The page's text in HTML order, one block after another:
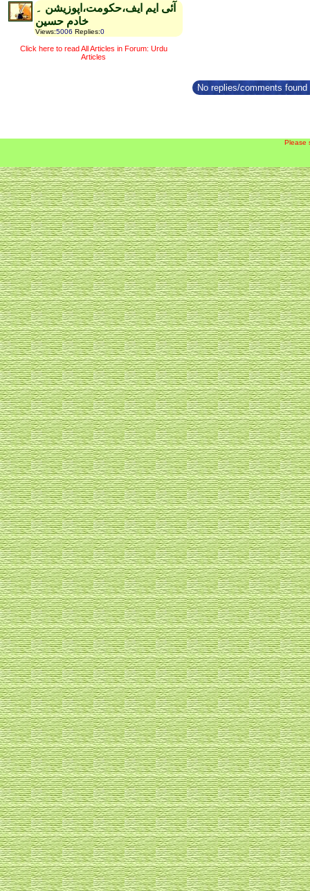
آئی ایم ایف،حکومت،اپوزیشن ۔
خادم حسین
Views:5006 Replies:0
Click here to read All Articles in Forum: Urdu
Articles
No replies/comments
Please